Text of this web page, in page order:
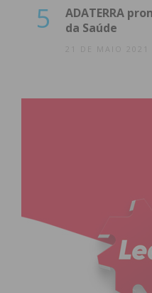
5
ADATERRA
da Saúde
21 DE MAIO 2021